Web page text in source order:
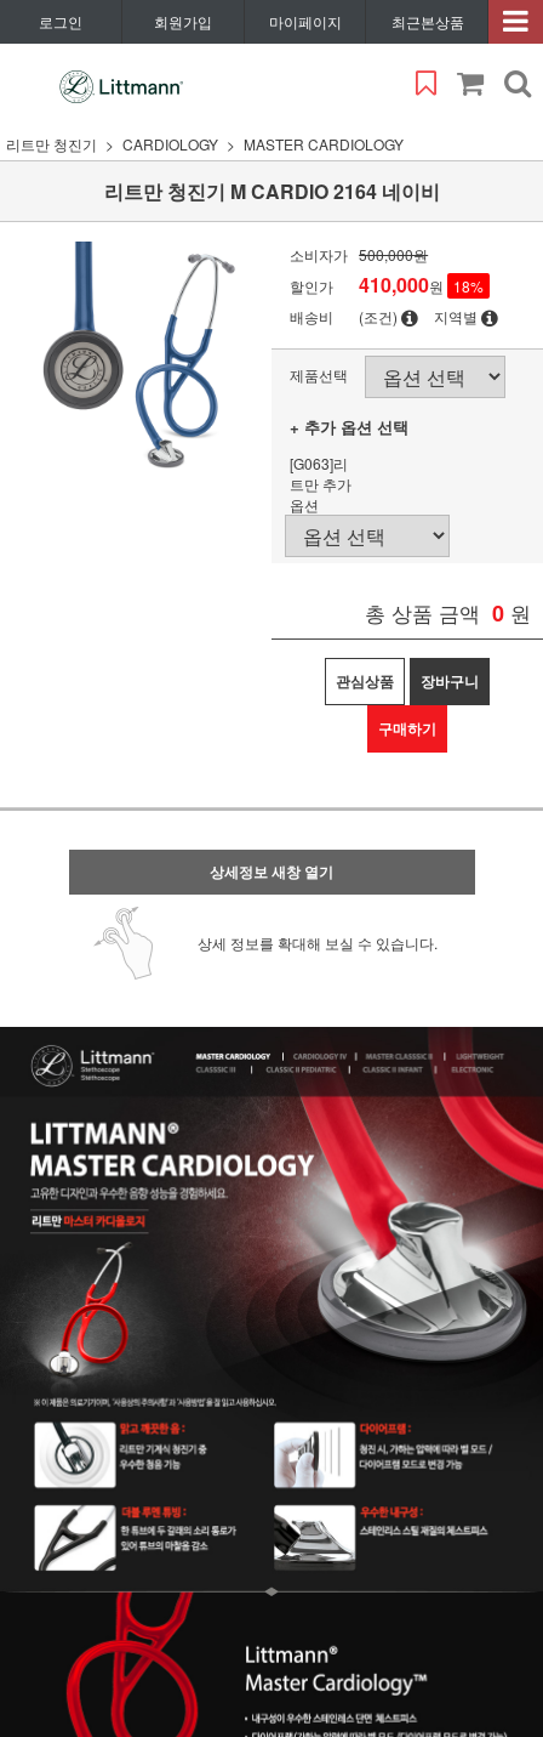
로그인 회원가입 마이페이지 최근본상품
리트만 청진기 CARDIOLOGY MASTER CARDIOLOGY
리트만 청진기 M CARDIO 2164 네이비
소비자가 500,000원
할인가
410,000원 18%
배송비
(조건) 지역별
제품선택
+ 추가 옵션 선택
[G063]리
트만 추가
옵션
총 상품 금액 0 원
관심상품 장바구니
구매하기
상세정보 새창 열기
상세 정보를 확대해 보실 수 있습니다.